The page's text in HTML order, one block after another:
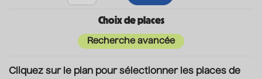
Choix de places
Recherche avancée
Cliquez sur le plan pour sélectionner les places de